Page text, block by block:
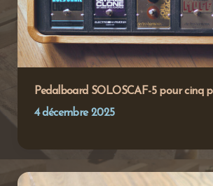
Pedalboard SOLOSCAF-5 pour cinq
4 décembre 2025